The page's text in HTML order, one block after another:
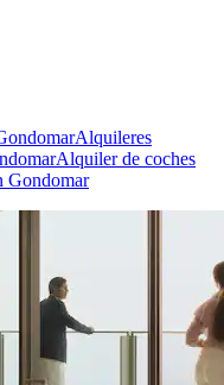
Alquileres
Alquiler de coches
Gondomar